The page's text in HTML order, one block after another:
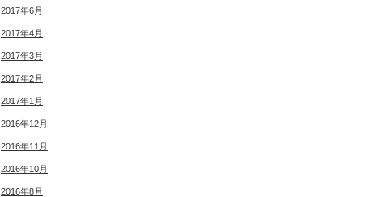
2017年6月
2017年4月
2017年3月
2017年2月
2017年1月
2016年12月
2016年11月
2016年10月
2016年8月